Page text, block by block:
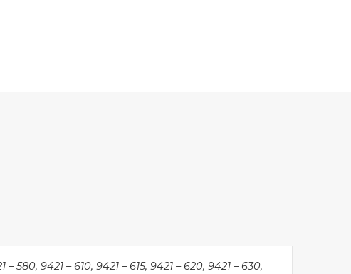
580, 9421 – 610, 9421 – 615, 9421 – 620, 9421 – 630,